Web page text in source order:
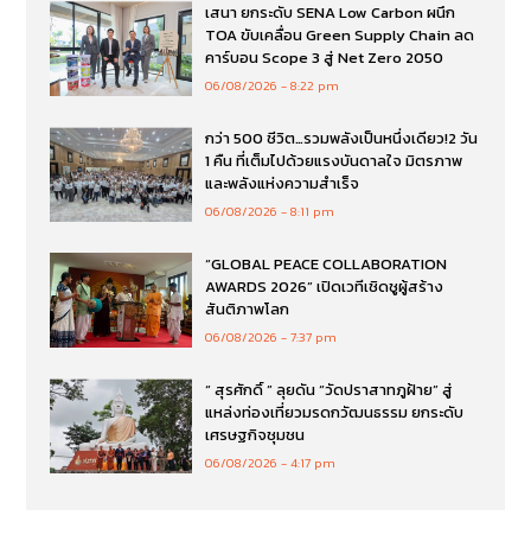
เสนา ยกระดับ SENA Low Carbon ผนึก
TOA ขับเคลื่อน Green Supply Chain ลด
คาร์บอน Scope 3 สู่ Net Zero 2050
06/08/2026 8:22 pm
กว่า 500 ชีวิต…รวมพลังเป็นหนึ่งเดียว!2 วัน
1 คืน ที่เต็มไปด้วยแรงบันดาลใจ มิตรภาพ
และพลังแห่งความสำเร็จ
06/08/2026 8:11 pm
“GLOBAL PEACE COLLABORATION
AWARDS 2026” เปิดเวทีเชิดชูผู้สร้าง
สันติภาพโลก
06/08/2026 7:37 pm
“ สุรศักดิ์ ” ลุยดัน “วัดปราสาทภูฝ้าย” สู่
แหล่งท่องเที่ยวมรดกวัฒนธรรม ยกระดับ
เศรษฐกิจชุมชน
06/08/2026 4:17 pm